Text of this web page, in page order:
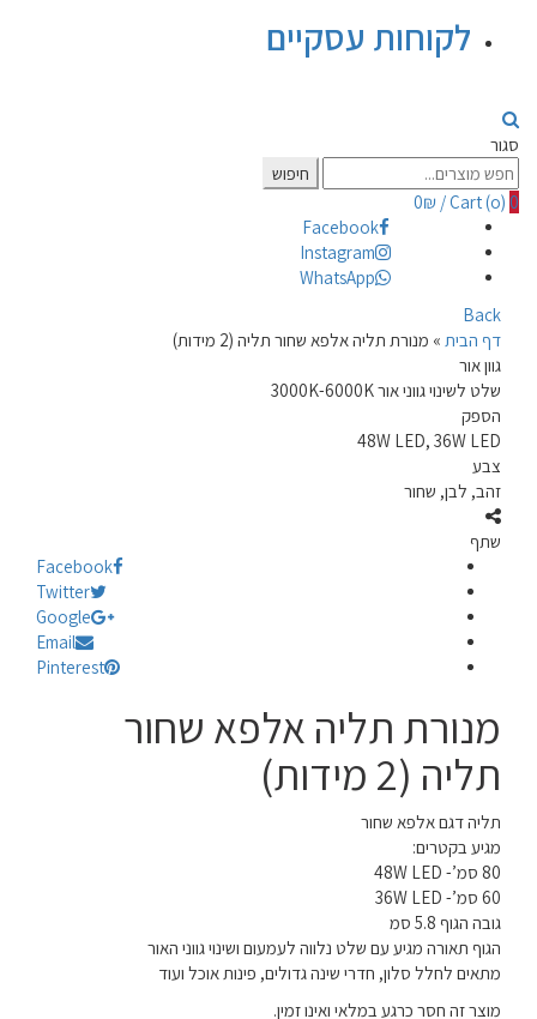
לקוחות עסקיים
סגור
Search
for:
חיפוש
Cart (o) 0
/
0₪
Facebook
Instagram
WhatsApp
Back
דף הבית » מנורת תליה אלפא שחור תליה (2 מידות)
גוון אור
שלט לשינוי גווני אור 3000K-6000K
הספק
48W LED, 36W LED
צבע
זהב, לבן, שחור
שתף
Facebook
Twitter
Google
Email
Pinterest
מנורת תליה אלפא שחור
תליה (2 מידות)
תליה דגם אלפא שחור
מגיע בקטרים:
80 סמ’- 48W LED
60 סמ’- 36W LED
גובה הגוף 5.8 סמ
הגוף תאורה מגיע עם שלט נלווה לעמעום ושינוי גווני האור
מתאים לחלל סלון, חדרי שינה גדולים, פינות אוכל ועוד
מוצר זה חסר כרגע במלאי ואינו זמין.